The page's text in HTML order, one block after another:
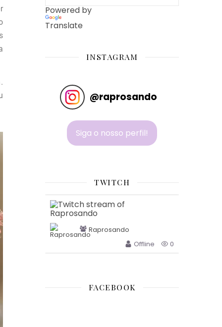
Powered by
Translate
INSTAGRAM
@raprosando
Siga o nosso perfil!
TWITCH
Raprosando
Offline
0
FACEBOOK